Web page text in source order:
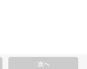
次へ